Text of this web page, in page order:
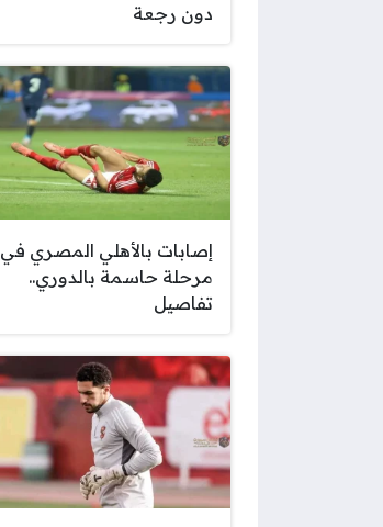
دون رجعة
إصابات بالأهلي المصري في
مرحلة حاسمة بالدوري..
تفاصيل